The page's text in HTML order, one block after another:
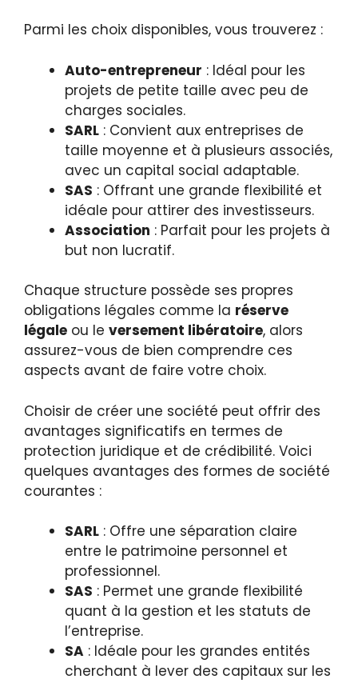
Parmi les choix disponibles, vous trouverez :
Auto-entrepreneur : Idéal pour les
projets de petite taille avec peu de
charges sociales.
SARL : Convient aux entreprises de
taille moyenne et à plusieurs associés,
avec un capital social adaptable.
SAS : Offrant une grande flexibilité et
idéale pour attirer des investisseurs.
Association : Parfait pour les projets à
but non lucratif.
Chaque structure possède ses propres
obligations légales comme la réserve
légale ou le versement libératoire, alors
assurez-vous de bien comprendre ces
aspects avant de faire votre choix.
Choisir de créer une société peut offrir des
avantages significatifs en termes de
protection juridique et de crédibilité. Voici
quelques avantages des formes de société
courantes :
SARL : Offre une séparation claire
entre le patrimoine personnel et
professionnel.
SAS : Permet une grande flexibilité
quant à la gestion et les statuts de
l’entreprise.
SA : Idéale pour les grandes entités
cherchant à lever des capitaux sur les